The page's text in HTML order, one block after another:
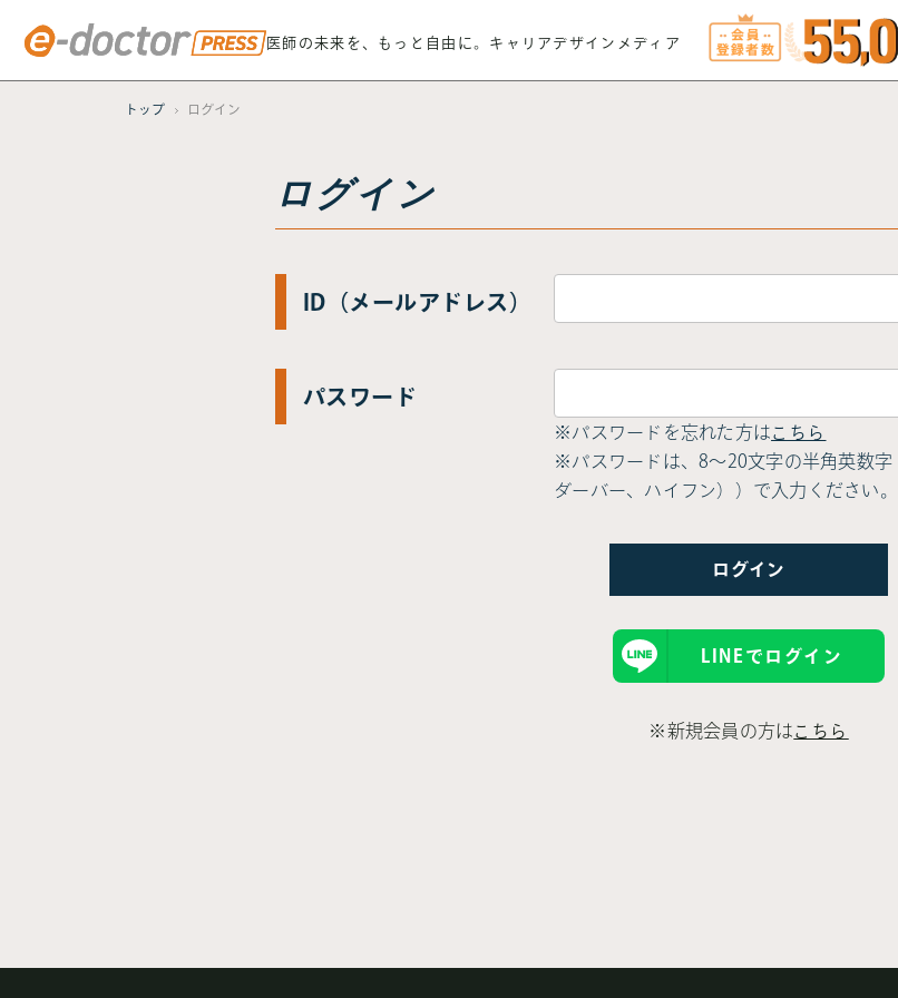
医師の未来を、もっと自由に。 キャリアデザインメディア
トップ ログイン
ログイン
ID（メールアドレス）
パスワード
※パスワードを忘れた方は こちら
※パスワードは、8〜20文字の半角英数字
ダーバー、ハイフン））で入力ください。
LINEでログイン
※新規会員の方は こちら